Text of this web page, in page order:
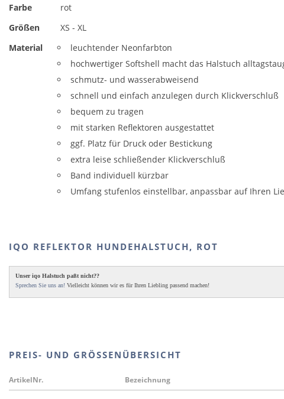
Farbe
rot
Größen
XS - XL
Material
leuchtender Neonfarbton
hochwertiger Softshell macht das Halstuch
schmutz- und wasserabweisend
schnell und einfach anzulegen durch Klickverschluß
bequem zu tragen
mit starken Reflektoren ausgestattet
ggf. Platz für Druck oder Bestickung
extra leise schließender Klickverschluß
Band individuell kürzbar
Umfang stufenlos einstellbar, anpassbar auf Ihren
IQO REFLEKTOR HUNDEHALSTUCH, ROT
Unser iqo Halstuch paßt nicht??
Sprechen Sie uns an! Vielleicht können wir es für Ihren Liebling passend machen!
PREIS- UND GRÖSSENÜBERSICHT
ArtikelNr. Bezeichnung